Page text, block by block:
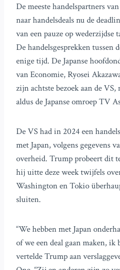
De meeste handelspartners
naar handelsdeals nu de
van een pauze op
De handelsgesprekken tussen
enige tijd. De Japanse
van Economie, Ryosei
zijn achtste bezoek aan de
aldus de Japanse omroep TV
De VS had in 2024 een
met Japan, volgens gegevens
overheid. Trump probeert dit
hij uitte deze week twijfels
Washington en Tokio
sluiten.
“We hebben met Japan
of we een deal gaan maken, ik
vertelde Trump aan